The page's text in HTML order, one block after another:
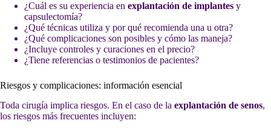
¿Cuál es su experiencia en explantación de implantes y
capsulectomía?
¿Qué técnicas utiliza y por qué recomienda una u otra?
¿Qué complicaciones son posibles y cómo las maneja?
¿Incluye controles y curaciones en el precio?
¿Tiene referencias o testimonios de pacientes?
Riesgos y complicaciones: información esencial
Toda cirugía implica riesgos. En el caso de la explantación de senos,
los riesgos más frecuentes incluyen: